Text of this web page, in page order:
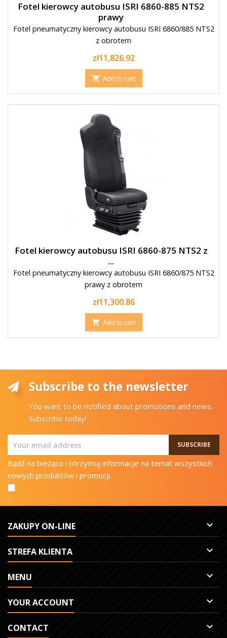
Fotel kierowcy autobusu ISRI 6860-885 NTS2
prawy
Fotel pneumatyczny kierowcy autobusu ISRI 6860/885 NTS2
z obrotem
Price
zł11,826.92
 Add to cart
Fotel kierowcy autobusu ISRI 6860-875 NTS2 z
...
Fotel pneumatyczny kierowcy autobusu ISRI 6860/875 NTS2
prawy z obrotem
Price
zł11,300.86
 Add to cart
Subscribe to the newsletter
You want to be notified about promotions and news.
Subscribe today!
Bądź na bieżąco i otrzymuj informacje na temat wszystkich
nowych produktów i promocji.
ZAKUPY ON-LINE 
STREFA KLIENTA 
MENU 
YOUR ACCOUNT 
CONTACT 